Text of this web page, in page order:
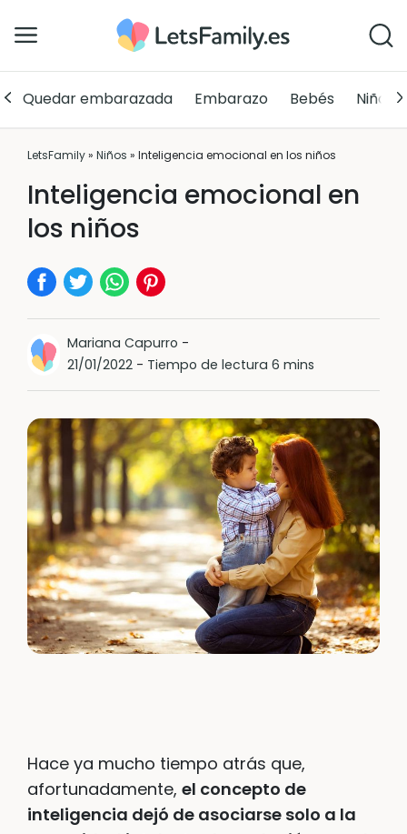
Quedar embarazada Embarazo Bebés Niños
LetsFamily» Niños » Inteligencia emocional en los niños
Inteligencia emocional en
los niños
Mariana Capurro -
21/01/2022 - Tiempo de lectura 6 mins
Hace ya mucho tiempo atrás que,
afortunadamente, el concepto de
inteligencia dejó de asociarse solo a la